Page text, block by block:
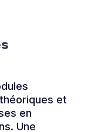
et
en
Une